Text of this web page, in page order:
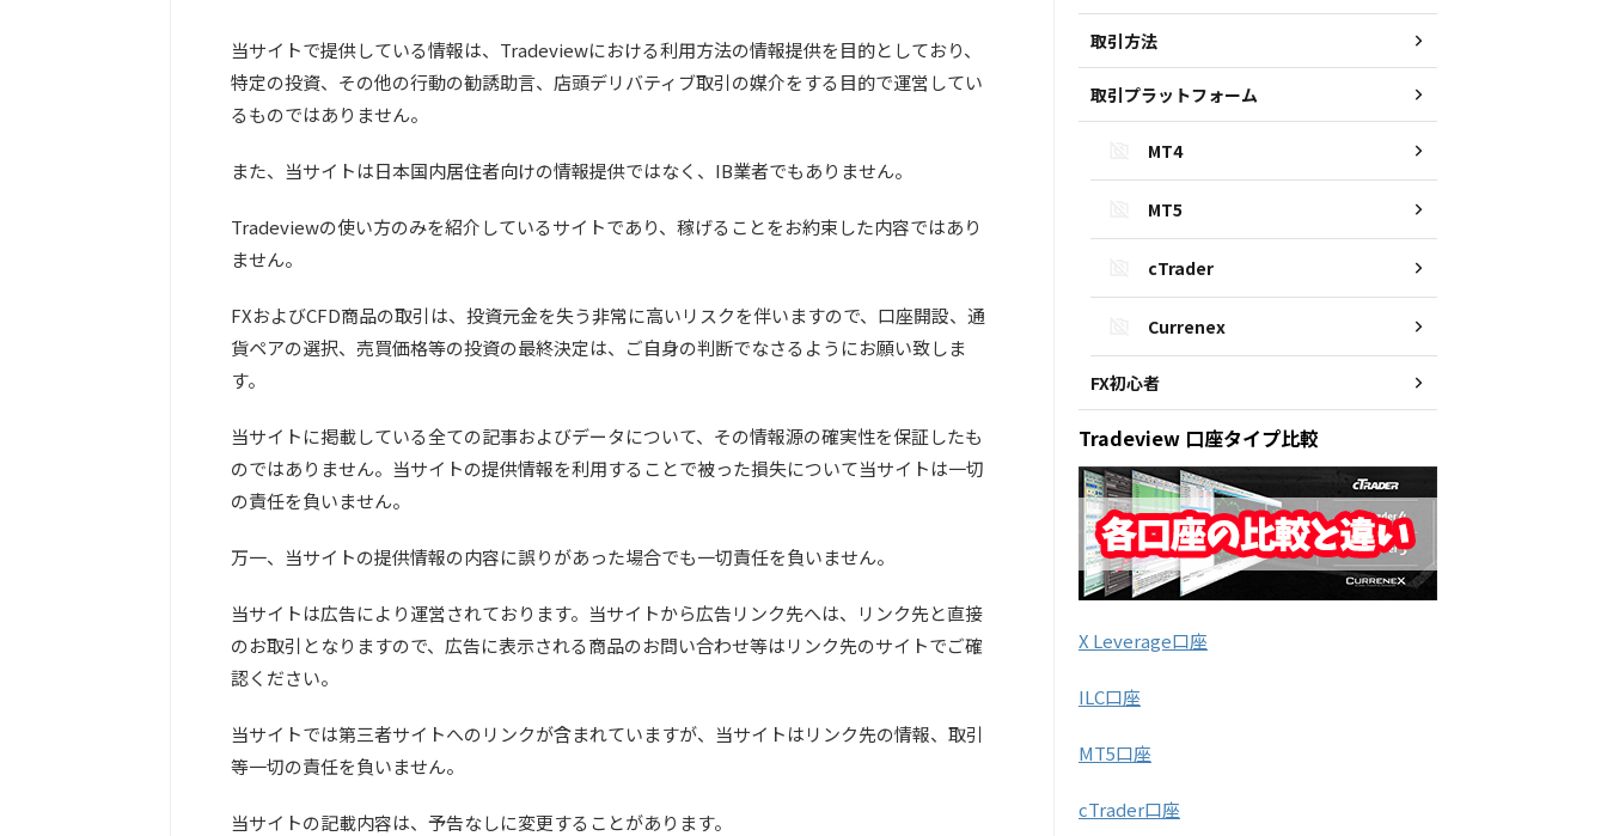
当サイトで提供している情報は、Tradeviewにおける利用方法の情報提供を目的としており、
特定の投資、その他の行動の勧誘助言、店頭デリバティブ取引の媒介をする目的で運営してい
るものではありません。
また、当サイトは日本国内居住者向けの情報提供ではなく、IB業者でもありません。
Tradeviewの使い方のみを紹介しているサイトであり、稼げることをお約束した内容ではあり
ません。
FXおよびCFD商品の取引は、投資元金を失う非常に高いリスクを伴いますので、口座開設、通
貨ペアの選択、売買価格等の投資の最終決定は、ご自身の判断でなさるようにお願い致しま
す。
当サイトに掲載している全ての記事およびデータについて、その情報源の確実性を保証したも
のではありません。当サイトの提供情報を利用することで被った損失について当サイトは一切
の責任を負いません。
万一、当サイトの提供情報の内容に誤りがあった場合でも一切責任を負いません。
当サイトは広告により運営されております。当サイトから広告リンク先へは、リンク先と直接
のお取引となりますので、広告に表示される商品のお問い合わせ等はリンク先のサイトでご確
認ください。
当サイトでは第三者サイトへのリンクが含まれていますが、当サイトはリンク先の情報、取引
等一切の責任を負いません。
当サイトの記載内容は、予告なしに変更することがあります。
取引方法
取引プラットフォーム
MT4
MT5
cTrader
Currenex
FX初心者
Tradeview 口座タイプ比較
X Leverage口座
ILC口座
MT5口座
cTrader口座